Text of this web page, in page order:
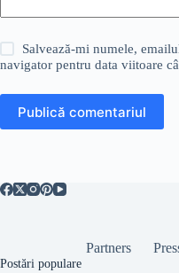
Salvează-mi numele,
navigator pentru data viitoare
Publică comentariul
Partners
Postări populare